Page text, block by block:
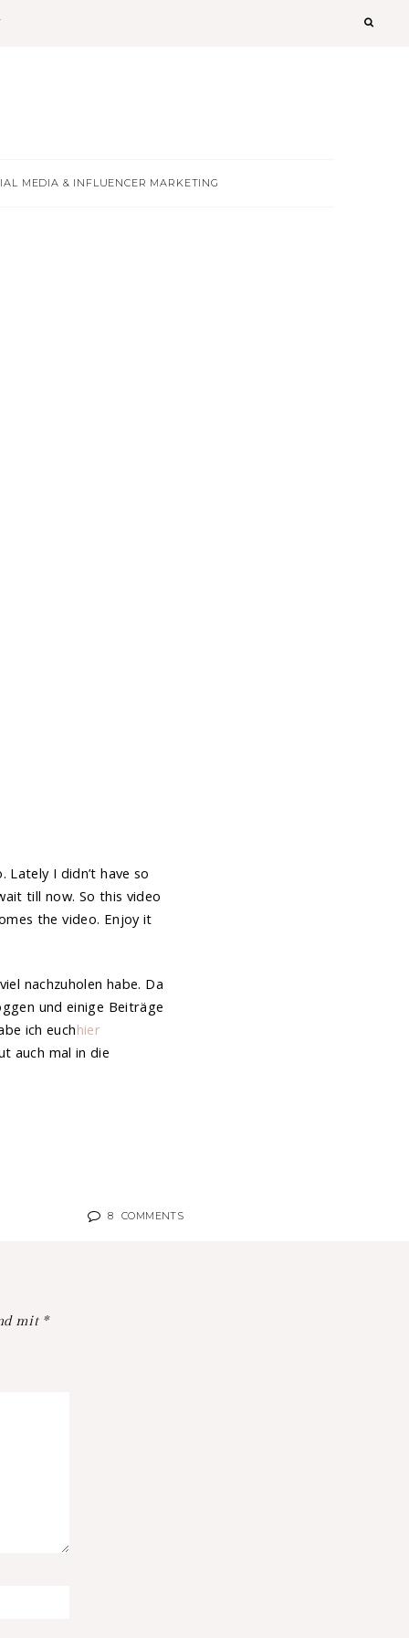
MEDIA & INFLUENCER MARKETING
I didn’t have so
till now. So this video
the video. Enjoy it
nachzuholen habe. Da
und einige Beiträge
ich euchhier
auch mal in die
8 COMMENTS
mit *